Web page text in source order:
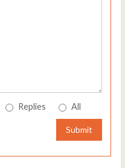
Replies All
Submit